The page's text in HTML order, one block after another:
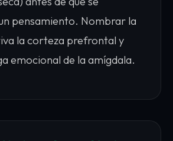
pensamiento. Nombrar la
la corteza prefrontal y
emocional de la amígdala.